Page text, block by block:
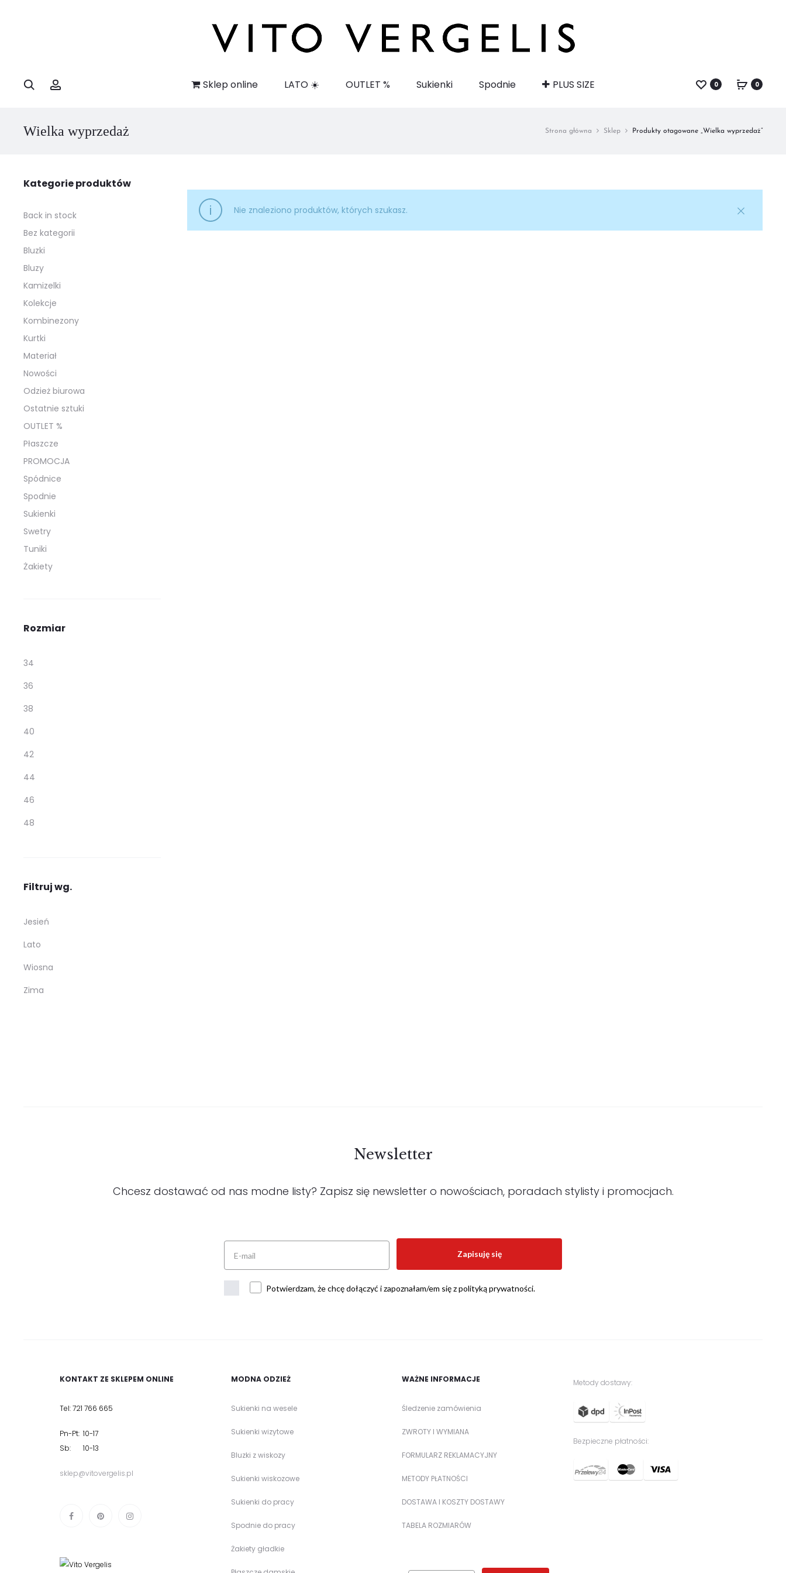
Szukaj Sklep online LATO ☀️ OUTLET % Sukienki Spodnie PLUS SIZE 0 0
Wielka wyprzedaż Strona główna Sklep Produkty otagowane „Wielka wyprzedaż”
Nie znaleziono produktów, których szukasz.
Kategorie produktów
Back in stock
Bez kategorii
Bluzki
Bluzy
Kamizelki
Kolekcje
Kombinezony
Kurtki
Materiał
Nowości
Odzież biurowa
Ostatnie sztuki
OUTLET %
Płaszcze
PROMOCJA
Spódnice
Spodnie
Sukienki
Swetry
Tuniki
Żakiety
Rozmiar
34
36
38
40
42
44
46
48
Filtruj wg.
Jesień
Lato
Wiosna
Zima
Newsletter
Chcesz dostawać od nas modne listy? Zapisz się newsletter o nowościach, poradach stylisty i promocjach.
Zapisuję się
Potwierdzam, że chcę dołączyć i zapoznałam/em się z polityką prywatności.
KONTAKT ZE SKLEPEM ONLINE
Tel: 721 766 665
Pn-Pt: 10-17
Sb: 10-13
sklep@vitovergelis.pl
MODNA ODZIEŻ
Sukienki na wesele
Sukienki wizytowe
Bluzki z wiskozy
Sukienki wiskozowe
Sukienki do pracy
Spodnie do pracy
Żakiety gładkie
WAŻNE INFORMACJE
Śledzenie zamówienia
ZWROTY I WYMIANA
FORMULARZ REKLAMACYJNY
METODY PŁATNOŚCI
DOSTAWA I KOSZTY DOSTAWY
TABELA ROZMIARÓW
Metody dostawy:
Bezpieczne płatności: